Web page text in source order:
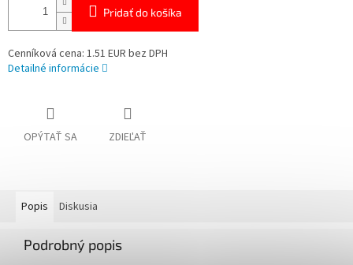
Pridať do košíka
Cenníková cena: 1.51 EUR bez DPH
Detailné informácie
OPÝTAŤ SA ZDIEĽAŤ
Popis Diskusia
Podrobný popis